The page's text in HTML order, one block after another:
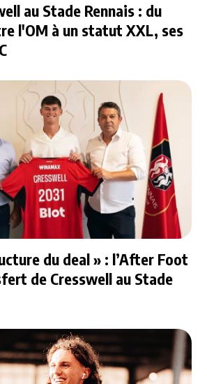
au Stade Rennais : du
l'OM à un statut XXL, ses
du deal » : l’After Foot
de Cresswell au Stade